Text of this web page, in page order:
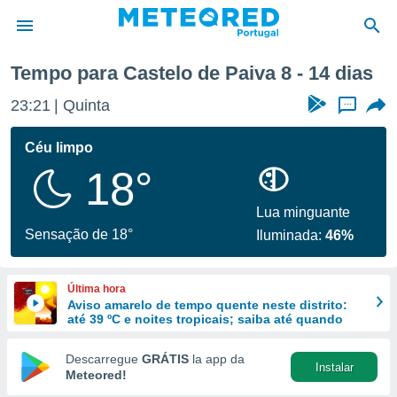
da
foi
fornecidas
a este
das
e
forma
digital
Tempo para Castelo de Paiva 8 - 14 dias
23:21 Quinta ...
Céu limpo
18°
Sensação de 18°
Lua minguante
Iluminada:46%
Última hora
Aviso amarelo de tempo quente neste distrito:
até 39 ºC e noites tropicais; saiba até quando
Descarregue GRÁTIS la app da
Meteored!
Instalar